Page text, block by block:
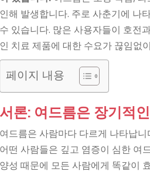
인해 발생합니다. 주로 사춘기에 나
수 있습니다. 많은 사용자들이 호전
인 치료 제품에 대한 수요가 끊임없
페이지 내용
서론: 여드름은 장기적
여드름은 사람마다 다르게 나타납
어떤 사람들은 깊고 염증이 심한 여
양성 때문에 모든 사람에게 똑같이